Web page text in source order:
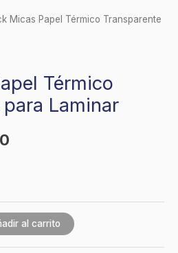
Micas Papel Térmico Transparente
Térmico
Laminar
al carrito